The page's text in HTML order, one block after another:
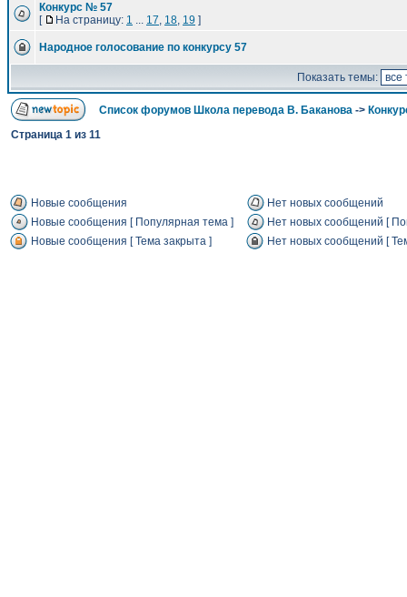
Конкурс № 57
[
На страницу: 1 ... 17, 18, 19 ]
Народное голосование по конкурсу 57
Показать темы:
Список форумов Школа перевода В. Баканова ->
Страница 1 из 11
Новые сообщения
Нет новых сообщений
Новые сообщения [ Популярная тема ]
Нет новых сообщений [
Новые сообщения [ Тема закрыта ]
Нет новых сообщений [